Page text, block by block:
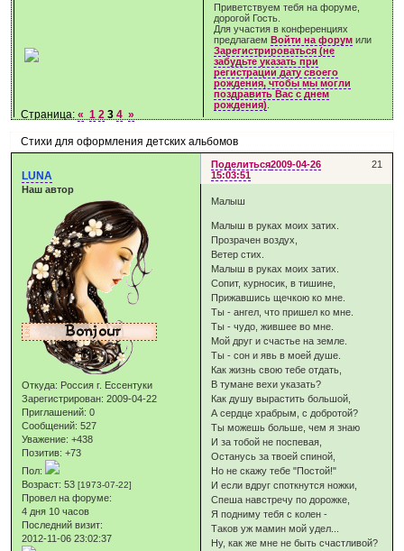
Приветствуем тебя на форуме,
дорогой Гость.
Для участия в конференциях
предлагаемВойти на форум или
Зарегистрироваться (не
забудьте указать при
регистрации дату своего
рождения, чтобы мы могли
поздравить Вас с днем
рождения)
Стихи для оформления детских альбомов
Страница:« 1 2 3 4 »
Поделиться 21
2009-04-26
15:03:51
LUNA
Наш автор
Откуда: Россия г. Ессентуки
Зарегистрирован: 2009-04-22
Приглашений: 0
Сообщений: 527
Уважение: +438
Позитив: +73
Пол:
Возраст: 53[1973-07-22]
Провел на форуме:
4 дня 10 часов
Последний визит:
2012-11-06 23:02:37
Малыш
Малыш в руках моих затих.
Прозрачен воздух,
Ветер стих.
Малыш в руках моих затих.
Сопит, курносик, в тишине,
Прижавшись щечкою ко мне.
Ты - ангел, что пришел ко мне.
Ты - чудо, жившее во мне.
Мой друг и счастье на земле.
Ты - сон и явь в моей душе.
Как жизнь свою тебе отдать,
В тумане вехи указать?
Как душу вырастить большой,
А сердце храбрым, с добротой?
Ты можешь больше, чем я знаю
И за тобой не поспевая,
Останусь за твоей спиной,
Но не скажу тебе "Постой!"
И если вдруг споткнутся ножки,
Спеша навстречу по дорожке,
Я подниму тебя с колен -
Таков уж мамин мой удел...
Ну, как же мне не быть счастливой?